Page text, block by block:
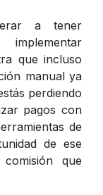
a tener
que incluso
manual ya
perdiendo
pagos con
de
de ese
que